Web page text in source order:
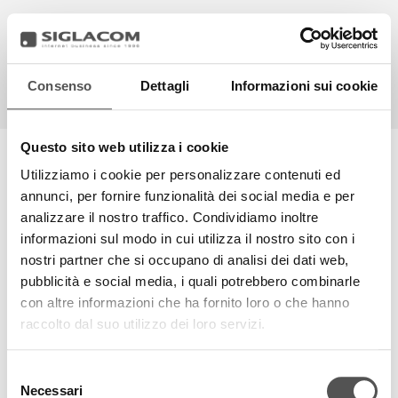
Consenso Dettagli Informazioni sui cookie
Questo sito web utilizza i cookie
Utilizziamo i cookie per personalizzare contenuti ed
annunci, per fornire funzionalità dei social media e per
analizzare il nostro traffico. Condividiamo inoltre
informazioni sul modo in cui utilizza il nostro sito con i
nostri partner che si occupano di analisi dei dati web,
pubblicità e social media, i quali potrebbero combinarle
con altre informazioni che ha fornito loro o che hanno
raccolto dal suo utilizzo dei loro servizi.
delNecessari
EN IT
PROGETTI
SIGLACOM
SIGLACOM EXPERIENCE
Vivi con noi l'Esperienza Siglacom e studiamo insieme le
startegie del tuo domani.
TOP RICERCHE SITEMAP SOSTENIBILITÀ